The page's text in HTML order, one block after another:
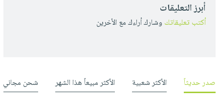
أبرز التعليقات
أكتب تعليقاتك وشارك أراءك مع الأخرين
صدر حديثاً الأكثر شعبية الأكثر مبيعاً هذا الشهر شحن مجاني